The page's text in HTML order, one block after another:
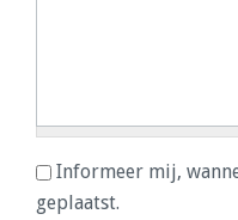
Informeer mij,
geplaatst.